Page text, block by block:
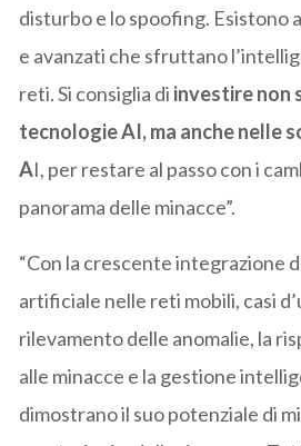
disturbo e lo spoofing. Esistono
e avanzati che sfruttano
reti. Si consiglia di investire non
tecnologie AI, ma anche nelle
AI, per restare al passo con i
panorama delle minacce”.
“Con la crescente integrazione
artificiale nelle reti mobili, casi
rilevamento delle anomalie, la
alle minacce e la gestione
dimostrano il suo potenziale di